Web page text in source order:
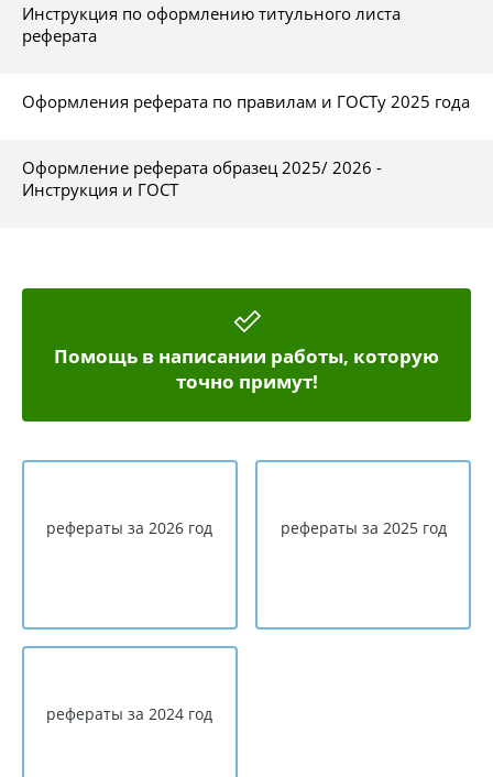
Инструкция по оформлению титульного листа
реферата
Оформления реферата по правилам и ГОСТу 2025 года
Оформление реферата образец 2025/ 2026 -
Инструкция и ГОСТ
Помощь в написании работы, которую
точно примут!
рефераты за 2026 год рефераты за 2025 год
рефераты за 2024 год